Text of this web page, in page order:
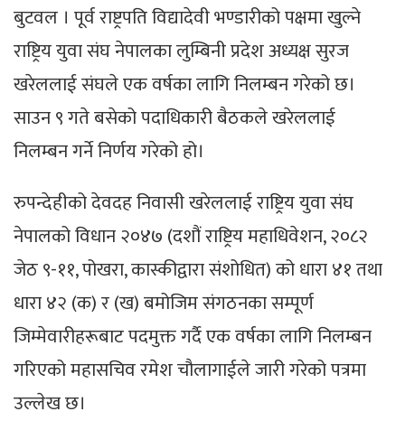
बुटवल । पूर्व राष्ट्रपति विद्यादेवी भण्डारीको पक्षमा खुल्ने
राष्ट्रिय युवा संघ नेपालका लुम्बिनी प्रदेश अध्यक्ष सुरज
खरेललाई संघले एक वर्षका लागि निलम्बन गरेको छ।
साउन ९ गते बसेको पदाधिकारी बैठकले खरेललाई
निलम्बन गर्ने निर्णय गरेको हो।
रुपन्देहीको देवदह निवासी खरेललाई राष्ट्रिय युवा संघ
नेपालको विधान २०४७ (दशौं राष्ट्रिय महाधिवेशन, २०८२
जेठ ९-११, पोखरा, कास्कीद्वारा संशोधित) को धारा ४१ तथा
धारा ४२ (क) र (ख) बमोजिम संगठनका सम्पूर्ण
जिम्मेवारीहरूबाट पदमुक्त गर्दै एक वर्षका लागि निलम्बन
गरिएको महासचिव रमेश चौलागाईले जारी गरेको पत्रमा
उल्लेख छ।